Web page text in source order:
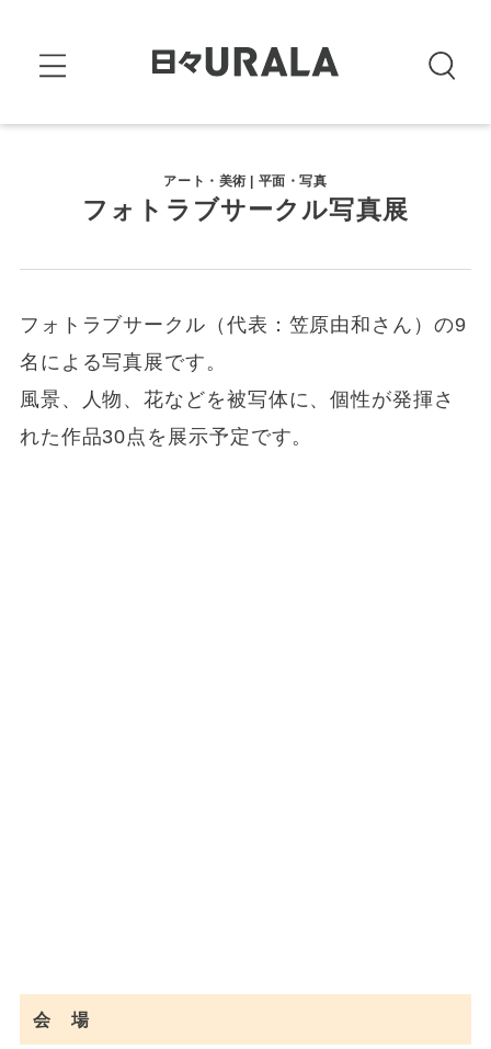
アート・美術 | 平面・写真
フォトラブサークル写真展
フォトラブサークル（代表：笠原由和さん）の9
名による写真展です。
風景、人物、花などを被写体に、個性が発揮さ
れた作品30点を展示予定です。
会 場